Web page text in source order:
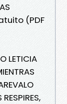
(PDF
LETICIA